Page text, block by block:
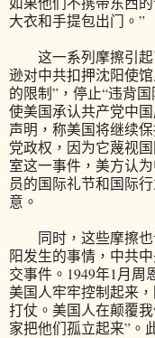
大衣和手提包出门。”
这一系列摩擦引起
逊对中共扣押沈阳使
的限制”，停止“违背
使美国承认共产党中
声明，称美国将继续
党政权，因为它蔑视
室这一事件，美方认
员的国际礼节和国际
意。
同时，这些摩擦也
阳发生的事情，中共
交事件。1949年1月周
美国人牢牢控制起来
打仗。美国人在颠覆
家把他们孤立起来”。